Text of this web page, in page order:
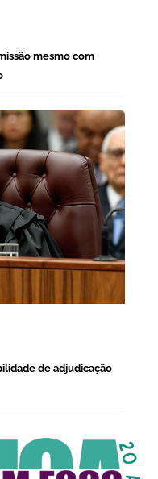
mesmo com
de adjudicação